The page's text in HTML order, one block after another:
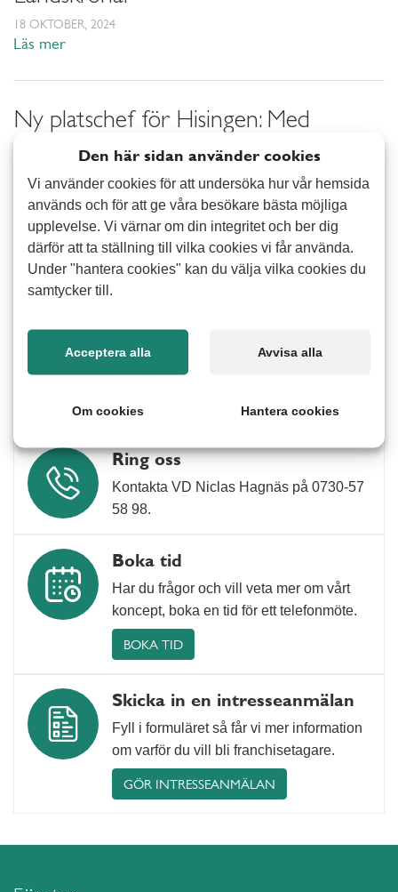
18 OKTOBER, 2024
Läs mer
Ny platschef för Hisingen: Med
människor i fokus
18 OKTOBER, 2024
Läs mer
Alert Senior firar 10 år!
10 JULI, 2024
Ring oss
Kontakta VD Niclas Hagnäs på 0730‑57
58 98.
Boka tid
Har du frågor och vill veta mer om vårt
koncept, boka en tid för ett telefonmöte.
BOKA TID
Skicka in en intresseanmälan
Fyll i formuläret så får vi mer information
om varför du vill bli franchisetagare.
GÖR INTRESSEANMÄLAN
Den här sidan använder cookies
Vi använder cookies för att undersöka hur vår hemsida
används och för att ge våra besökare bästa möjliga
upplevelse. Vi värnar om din integritet och ber dig
därför att ta ställning till vilka cookies vi får använda.
Under "hantera cookies" kan du välja vilka cookies du
samtycker till.
Acceptera alla Avvisa alla
Om cookies Hantera cookies